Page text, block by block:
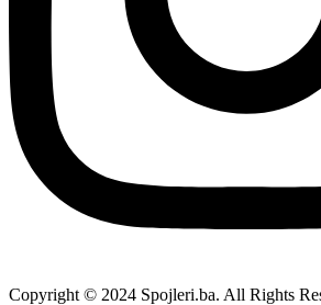
Copyright © 2024 Spojleri.ba. All Rights